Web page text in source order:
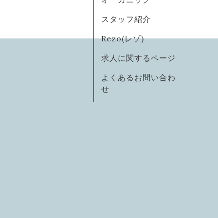
スタッフ紹介
Rezo(レゾ)
求人に関するページ
よくあるお問い合わ
せ